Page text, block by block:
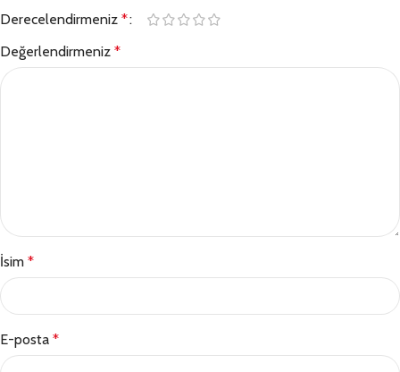
Derecelendirmeniz *
Değerlendirmeniz *
İsim *
E-posta *